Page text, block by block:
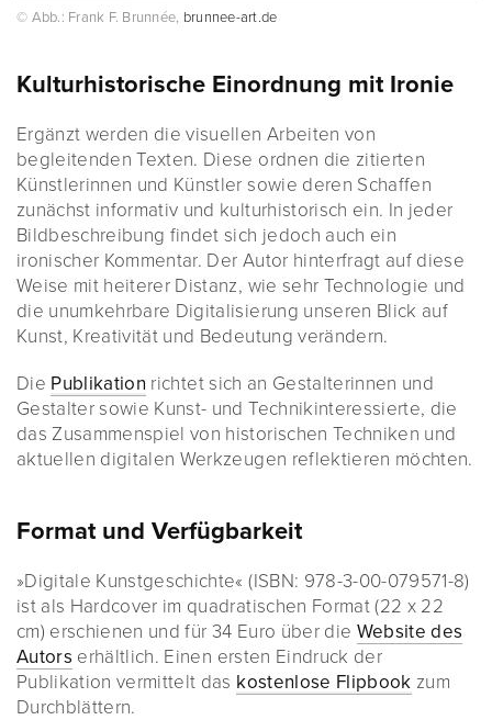
© Abb.: Frank F. Brunnée, brunnee-art.de
Kulturhistorische Einordnung mit Ironie
Ergänzt werden die visuellen Arbeiten von
begleitenden Texten. Diese ordnen die zitierten
Künstlerinnen und Künstler sowie deren Schaffen
zunächst informativ und kulturhistorisch ein. In jeder
Bildbeschreibung findet sich jedoch auch ein
ironischer Kommentar. Der Autor hinterfragt auf diese
Weise mit heiterer Distanz, wie sehr Technologie und
die unumkehrbare Digitalisierung unseren Blick auf
Kunst, Kreativität und Bedeutung verändern.
Die Publikation richtet sich an Gestalterinnen und
Gestalter sowie Kunst- und Technikinteressierte, die
das Zusammenspiel von historischen Techniken und
aktuellen digitalen Werkzeugen reflektieren möchten.
Format und Verfügbarkeit
»Digitale Kunstgeschichte« (ISBN: 978-3-00-079571-8)
ist als Hardcover im quadratischen Format (22 x 22
cm) erschienen und für 34 Euro über die Website des
Autors erhältlich. Einen ersten Eindruck der
Publikation vermittelt das kostenlose Flipbook zum
Durchblättern.